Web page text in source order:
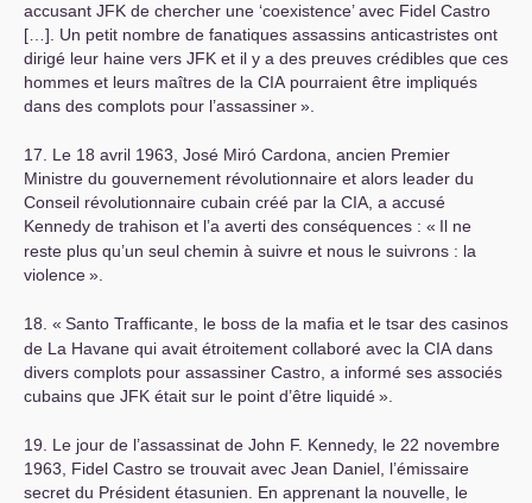
accusant JFK de chercher une ‘coexistence’ avec Fidel Castro
[…]. Un petit nombre de fanatiques assassins anticastristes ont
dirigé leur haine vers JFK et il y a des preuves crédibles que ces
hommes et leurs maîtres de la CIA pourraient être impliqués
dans des complots pour l’assassiner».
17. Le 18 avril 1963, José Miró Cardona, ancien Premier
Ministre du gouvernement révolutionnaire et alors leader du
Conseil révolutionnaire cubain créé par la CIA , a accusé
Kennedy de trahison et l’a averti des conséquences : « Il ne
reste plus qu’un seul chemin à suivre et nous le suivrons : la
violence».
18. « Santo Trafficante, le boss de la mafia et le tsar des casinos
de La Havane qui avait étroitement collaboré avec la CIA dans
divers complots pour assassiner Castro, a informé ses associés
cubains que JFK était sur le point d’être liquidé».
19. Le jour de l’assassinat de John F. Kennedy, le 22 novembre
1963, Fidel Castro se trouvait avec Jean Daniel, l’émissaire
secret du Président étasunien. En apprenant la nouvelle, le